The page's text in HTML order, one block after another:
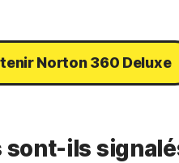
Norton 360 Deluxe
sont-ils